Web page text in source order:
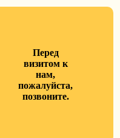
Перед
визитом к
нам,
пожалуйста,
позвоните.